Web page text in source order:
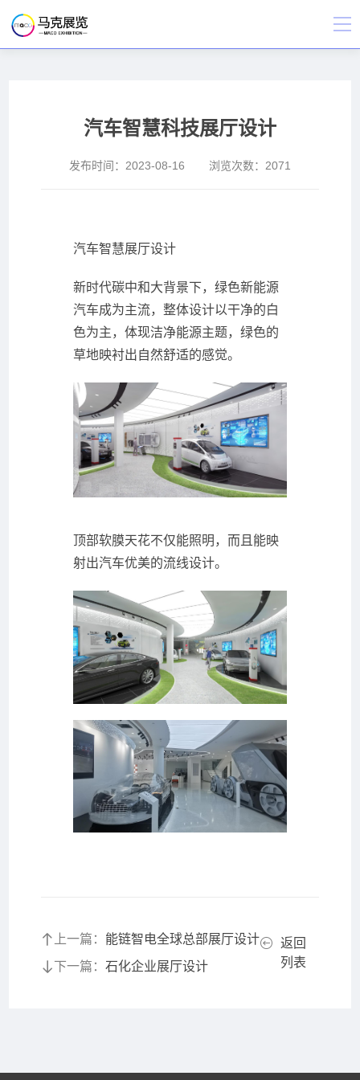
汽车智慧科技展厅设计
发布时间： 2023-08-16 浏览次数： 2071
汽车智慧展厅设计
新时代碳中和大背景下，绿色新能源
汽车成为主流，整体设计以干净的白
色为主，体现洁净能源主题，绿色的
草地映衬出自然舒适的感觉。
顶部软膜天花不仅能照明，而且能映
射出汽车优美的流线设计。
上一篇： 能链智电全球总部展厅设计
下一篇：石化企业展厅设计
返回
列表